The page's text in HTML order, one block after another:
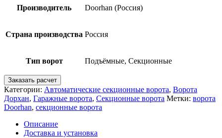
Производитель Doorhan (Россия)
Страна производства Россия
Тип ворот Подъёмные, Секционные
Заказать расчет
Категории: Автоматические секционные ворота, Ворота
Дорхан, Гаражные ворота, Секционные ворота Метки: ворота
Doorhan, секционные ворота
Описание
Доставка и установка